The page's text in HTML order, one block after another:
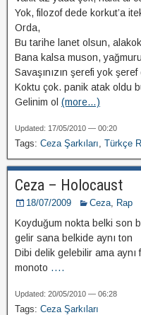
Yok, filozof dede korkut’a
Orda,
Bu tarihe lanet olsun,
Bana kalsa muson,
Savaşınızın şerefi yok
Koktu çok. panik atak oldu
Gelinim ol (more…)
Updated: 17/05/2010 — 00:20
Tags: Ceza Şarkıları, Türkçe
Ceza – Holocaust
18/07/2009 Ceza, Rap
Koyduğum nokta belki son
gelir sana belkide aynı ton
Dibi delik gelebilir ama
monoto ....
Updated: 20/05/2010 — 06:28
Tags: Ceza Şarkıları